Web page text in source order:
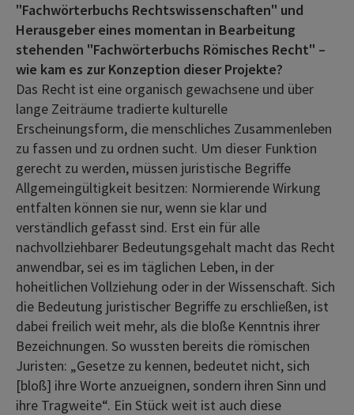
"Fachwörterbuchs Rechtswissenschaften" und
Herausgeber eines momentan in Bearbeitung
stehenden "Fachwörterbuchs Römisches Recht" –
wie kam es zur Konzeption dieser Projekte?
Das Recht ist eine organisch gewachsene und über
lange Zeiträume tradierte kulturelle
Erscheinungsform, die menschliches Zusammenleben
zu fassen und zu ordnen sucht. Um dieser Funktion
gerecht zu werden, müssen juristische Begriffe
Allgemeingültigkeit besitzen: Normierende Wirkung
entfalten können sie nur, wenn sie klar und
verständlich gefasst sind. Erst ein für alle
nachvollziehbarer Bedeutungsgehalt macht das Recht
anwendbar, sei es im täglichen Leben, in der
hoheitlichen Vollziehung oder in der Wissenschaft. Sich
die Bedeutung juristischer Begriffe zu erschließen, ist
dabei freilich weit mehr, als die bloße Kenntnis ihrer
Bezeichnungen. So wussten bereits die römischen
Juristen: „Gesetze zu kennen, bedeutet nicht, sich
[bloß] ihre Worte anzueignen, sondern ihren Sinn und
ihre Tragweite“. Ein Stück weit ist auch diese